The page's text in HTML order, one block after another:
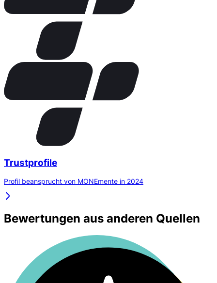
Trustprofile
Profil beansprucht von MONEmente in 2024
Bewertungen aus anderen Quellen